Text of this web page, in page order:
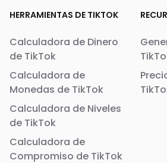
HERRAMIENTAS DE TIKTOK
Calculadora de Dinero
de TikTok
Calculadora de
Monedas de TikTok
Calculadora de Niveles
de TikTok
Calculadora de
Compromiso de TikTok